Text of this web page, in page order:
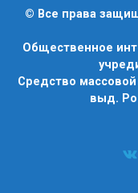
© Все права
Общественное
Средство
выд.